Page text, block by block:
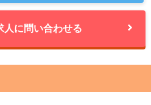
人に問い合わせる